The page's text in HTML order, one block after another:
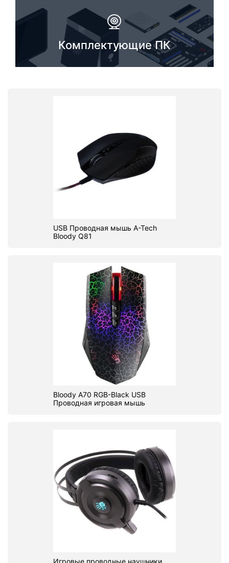
Комплектующие ПК
USB Проводная мышь A-Tech
Bloody Q81
Bloody A70 RGB-Black USB
Проводная игровая мышь
Игровые проводные наушники